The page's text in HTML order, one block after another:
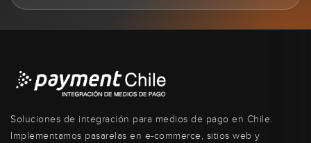
Soluciones de integración para medios de pago en Chile.
Implementamos pasarelas en e-commerce, sitios web y